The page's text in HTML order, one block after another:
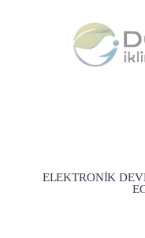
ELEKTRONİK